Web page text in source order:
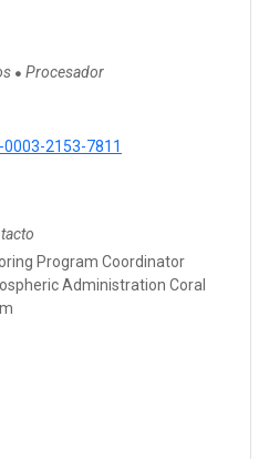
● Procesador
2153-7811
Program Coordinator
Administration Coral